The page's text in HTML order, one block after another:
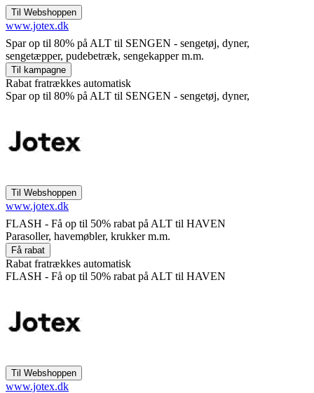
www.jotex.dk
Spar op til 80% på ALT til SENGEN - sengetøj, dyner,
sengetæpper, pudebetræk, sengekapper m.m.
Rabat fratrækkes automatisk
Spar op til 80% på ALT til SENGEN - sengetøj, dyner,
www.jotex.dk
FLASH - Få op til 50% rabat på ALT til HAVEN
Parasoller, havemøbler, krukker m.m.
Rabat fratrækkes automatisk
FLASH - Få op til 50% rabat på ALT til HAVEN
www.jotex.dk